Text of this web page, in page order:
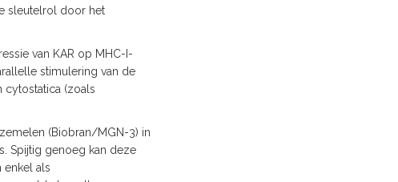
sleutelrol door het
van KAR op MHC-I-
stimulering van de
cytostatica (zoals
(Biobran/MGN-3) in
Spijtig genoeg kan deze
als